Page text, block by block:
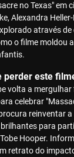
no Texas" em
Alexandra
através
o filme moldou
perder este
volta a
celebrar
reinventar
para
Hooper.
retrato do